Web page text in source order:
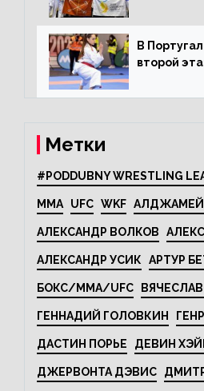
В
второй
Метки
#PODDUBNY WRESTLING
MMA UFC WKF
АЛЕКСАНДР ВОЛКОВ
АЛЕКСАНДР УСИК АРТУР
БОКС/MMA/UFC
ГЕННАДИЙ ГОЛОВКИН
ДАСТИН ПОРЬЕ ДЕВИН
ДЖЕРВОНТА ДЭВИС